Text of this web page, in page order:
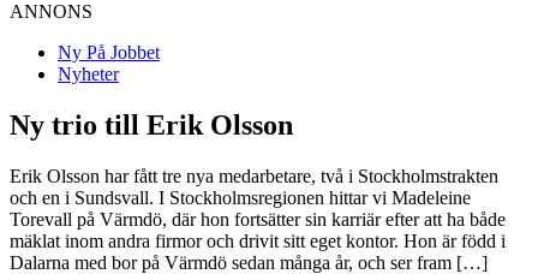
ANNONS
Ny På Jobbet
Nyheter
Ny trio till Erik Olsson
Erik Olsson har fått tre nya medarbetare, två i Stockholmstrakten
och en i Sundsvall. I Stockholmsregionen hittar vi Madeleine
Torevall på Värmdö, där hon fortsätter sin karriär efter att ha både
mäklat inom andra firmor och drivit sitt eget kontor. Hon är född i
Dalarna med bor på Värmdö sedan många år, och ser fram […]